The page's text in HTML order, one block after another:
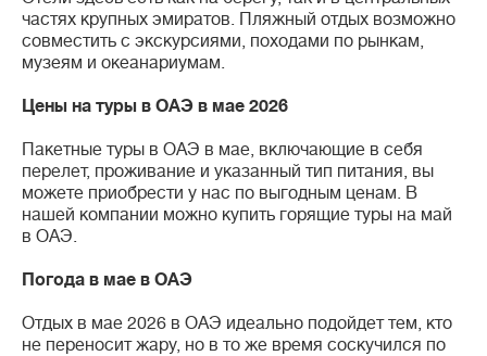
частях крупных эмиратов. Пляжный отдых возможно
совместить с экскурсиями, походами по рынкам,
музеям и океанариумам.
Цены на туры в ОАЭ в мае 2026
Пакетные туры в ОАЭ в мае, включающие в себя
перелет, проживание и указанный тип питания, вы
можете приобрести у нас по выгодным ценам. В
нашей компании можно купить горящие туры на май
в ОАЭ.
Погода в мае в ОАЭ
Отдых в мае 2026 в ОАЭ идеально подойдет тем, кто
не переносит жару, но в то же время соскучился по